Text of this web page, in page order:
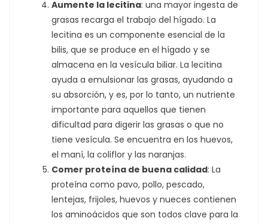
Aumente la lecitina: una mayor ingesta de
grasas recarga el trabajo del hígado. La
lecitina es un componente esencial de la
bilis, que se produce en el hígado y se
almacena en la vesícula biliar. La lecitina
ayuda a emulsionar las grasas, ayudando a
su absorción, y es, por lo tanto, un nutriente
importante para aquellos que tienen
dificultad para digerir las grasas o que no
tiene vesícula. Se encuentra en los huevos,
el maní, la coliflor y las naranjas.
Comer proteína de buena calidad: La
proteína como pavo, pollo, pescado,
lentejas, frijoles, huevos y nueces contienen
los aminoácidos que son todos clave para la